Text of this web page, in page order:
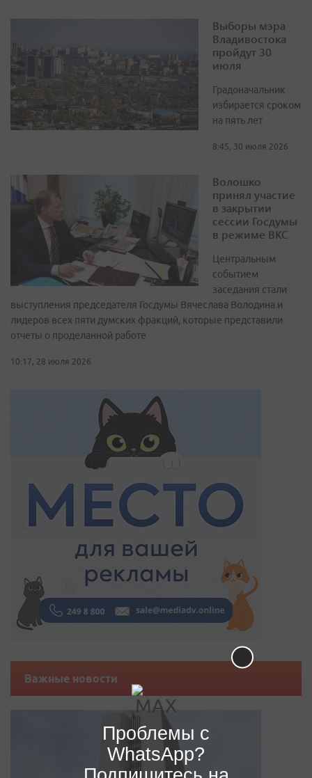
Выборы мэра
Владивостока
пройдут 30
июля
Градоначальник
избирается сроком
на пять лет
8:45, 30 июля 2026
Волошко
принял участие
в закрытии
сессии Госдумы
в режиме ВКС
Центральным
событием
заседания стали
выступления председателя Госдумы Вячеслава Володина и
лидеров всех пяти думских фракций, которые представили
отчеты о проделанной работе
10:17, 28 июля 2026
Важные новости
Проблемы с
WhatsApp?